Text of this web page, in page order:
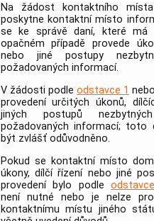
Na žádost kontaktního místa
poskytne kontaktní místo
se ke správě daní, které má
opačném případě provede
nebo jiné postupy
požadovaných informací.
V žádosti podleodstavce 1 nebo
provedení určitých úkonů,
jiných postupů
požadovaných informací; toto
být zvlášť odůvodněno.
Pokud se kontaktní místo
úkony, dílčí řízení nebo jiné
provedení bylo podle
není nutné nebo je nelze
kontaktnímu místu jiného